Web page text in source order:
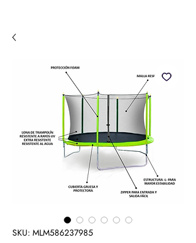
SKU: MLM586237985